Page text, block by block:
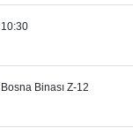
10:30
Bosna Binası Z-12